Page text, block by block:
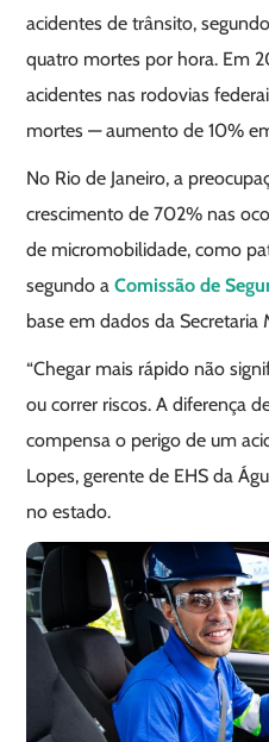
acidentes de trânsito,
quatro mortes por hora. Em
acidentes nas rodovias
mortes — aumento de 10%
No Rio de Janeiro, a
crescimento de 702% nas
de micromobilidade, como
segundo aComissão de
base em dados da Secretaria
“Chegar mais rápido não
ou correr riscos. A diferença
compensa o perigo de um
Lopes, gerente de EHS da
no estado.